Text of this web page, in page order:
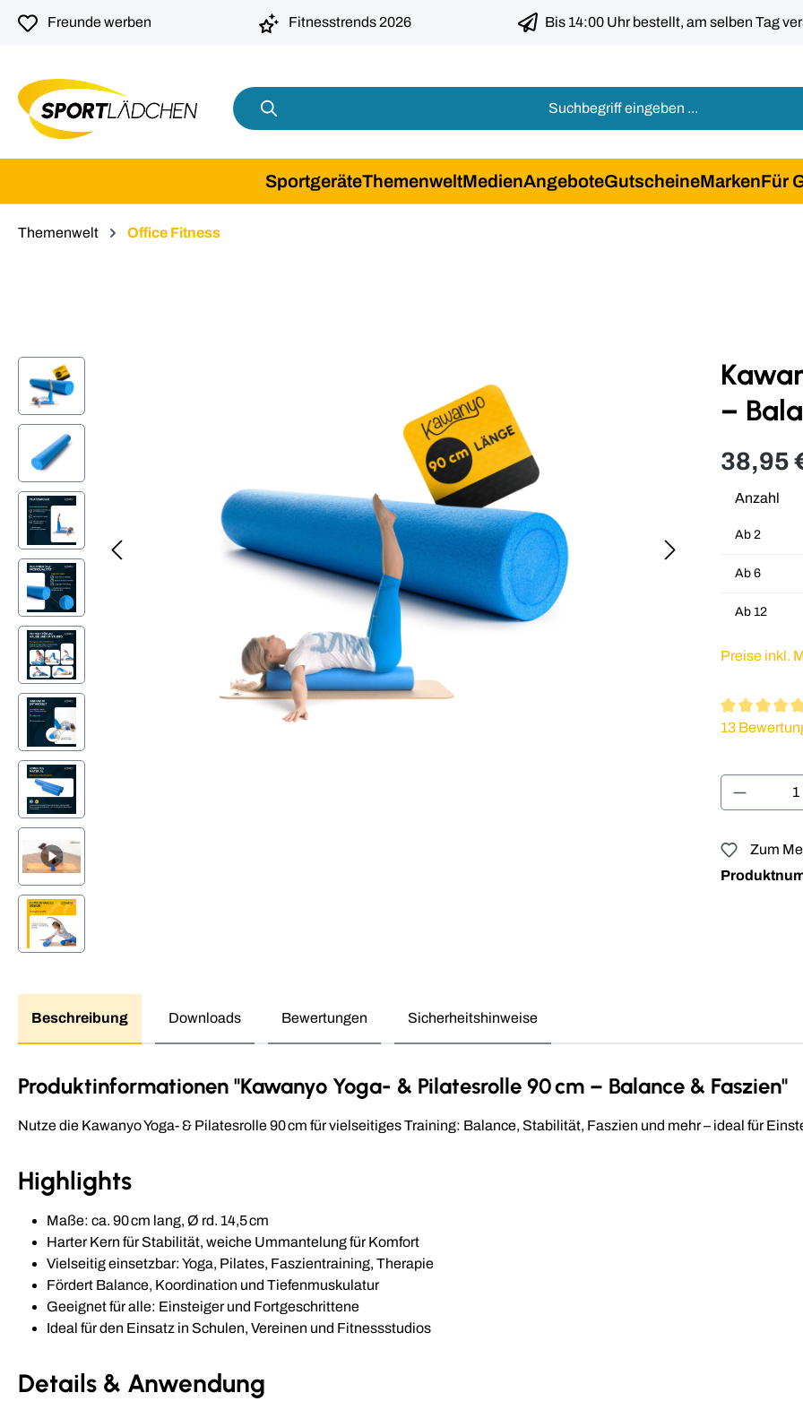
Zur Hauptnavigation springen
Freunde werben Fitnesstrends 2026 Bis 14:00 Uhr bestellt, am selben Tag
SportgeräteThemenweltMedienAngeboteGutscheineMarkenFür
Themenwelt Office Fitness
Bildergalerie überspringen
–
38,95
Anzahl
Ab 2
Ab 6
Ab 12
Preise inkl.
13
Zum
Beschreibung Downloads Bewertungen Sicherheitshinweise
Produktinformationen "Kawanyo Yoga- & Pilatesrolle 90 cm – Balance & Faszien"
Nutze die Kawanyo Yoga- & Pilatesrolle 90 cm für vielseitiges Training: Balance, Stabilität, Faszien und mehr – ideal für
Highlights
Maße: ca. 90 cm lang, Ø rd. 14,5 cm
Harter Kern für Stabilität, weiche Ummantelung für Komfort
Vielseitig einsetzbar: Yoga, Pilates, Faszientraining, Therapie
Fördert Balance, Koordination und Tiefenmuskulatur
Geeignet für alle: Einsteiger und Fortgeschrittene
Ideal für den Einsatz in Schulen, Vereinen und Fitnessstudios
Details & Anwendung